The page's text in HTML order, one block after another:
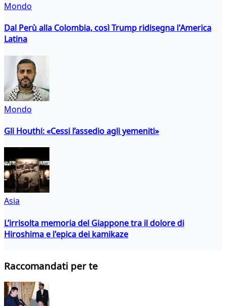
Mondo
Dal Perù alla Colombia, così Trump ridisegna l'America
Latina
Mondo
Gli Houthi: «Cessi l’assedio agli yemeniti»
Asia
L’irrisolta memoria del Giappone tra il dolore di
Hiroshima e l'epica dei kamikaze
Raccomandati per te